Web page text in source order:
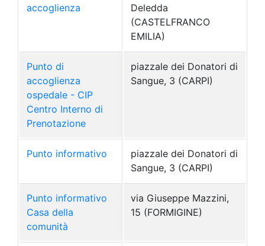
accoglienza
Deledda
(CASTELFRANCO
EMILIA)
Punto di
accoglienza
ospedale - CIP
Centro Interno di
Prenotazione
piazzale dei Donatori di
Sangue, 3 (CARPI)
Punto informativo
piazzale dei Donatori di
Sangue, 3 (CARPI)
Punto informativo
Casa della
comunità
via Giuseppe Mazzini,
15 (FORMIGINE)